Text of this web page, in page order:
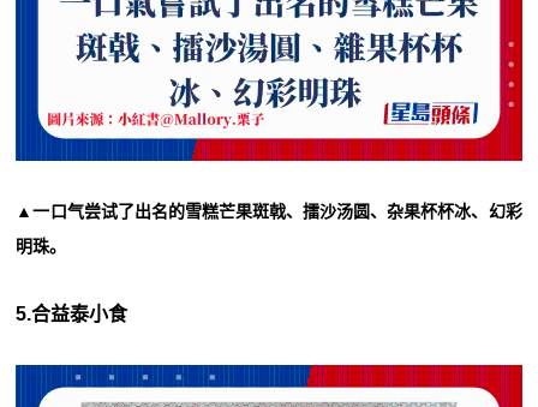
▲一口气尝试了出名的雪糕芒果斑戟、擂沙汤圆、杂果杯杯冰、幻彩
明珠。
5.合益泰小食